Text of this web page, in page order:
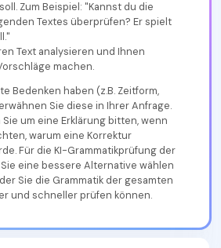
Zum Beispiel: "Kannst du die
Textes überprüfen? Er spielt
Text analysieren und Ihnen
machen.
Bedenken haben (z.B. Zeitform,
Sie diese in Ihrer Anfrage.
um eine Erklärung bitten, wenn
warum eine Korrektur
Für die KI-Grammatikprüfung der
eine bessere Alternative wählen
Sie die Grammatik der gesamten
und schneller prüfen können.